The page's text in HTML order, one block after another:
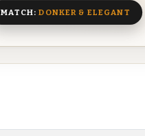
MATCH:DONKER & ELEGANT